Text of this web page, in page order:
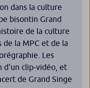
dans la culture
bisontin Grand
de la culture
la MPC et de la
Les
d'un clip-vidéo, et
de Grand Singe